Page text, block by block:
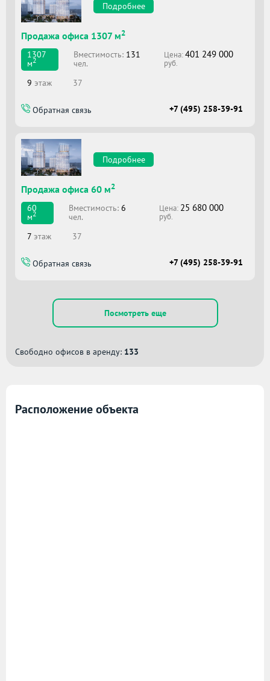
Подробнее
Продажа офиса 1307 м2
1307
м2
Вместимоcть: 131
чел.
Цена:401 249 000
руб.
9 этаж 37
Обратная связь +7 (495) 258-39-91
Подробнее
Продажа офиса 60 м2
60
м2
Вместимоcть: 6
чел.
Цена: 25 680 000
руб.
7 этаж 37
Обратная связь +7 (495) 258-39-91
Посмотреть еще
Свободно офисов в аренду: 133
Расположение объекта